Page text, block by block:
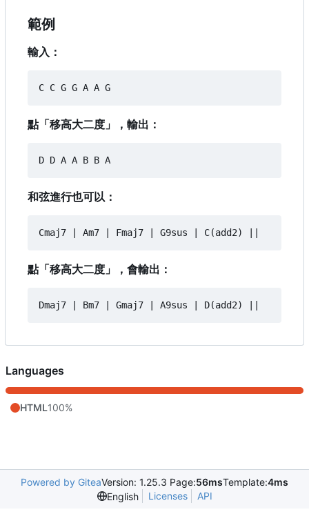
範例
輸入：
點「移高大二度」，輸出：
和弦進行也可以：
點「移高大二度」，會輸出：
Languages
HTML100%
Powered by GiteaVersion: 1.25.3 Page:56msTemplate:4ms
English
Licenses API